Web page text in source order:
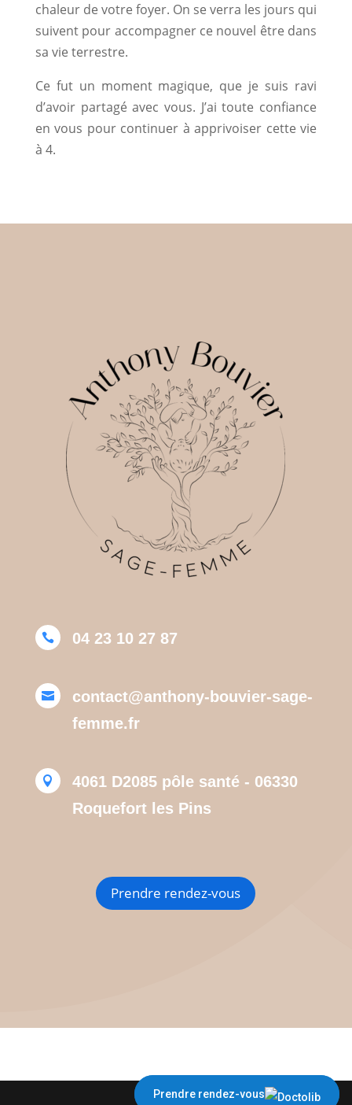
chaleur de votre foyer. On se verra les jours qui
suivent pour accompagner ce nouvel être dans
sa vie terrestre.
Ce fut un moment magique, que je suis ravi
d’avoir partagé avec vous. J’ai toute confiance
en vous pour continuer à apprivoiser cette vie
à 4.
 04 23 10 27 87

contact@anthony-bouvier-sage-
femme.fr

4061 D2085 pôle santé - 06330
Roquefort les Pins
Prendre rendez-vous
Prendre rendez-vous
Prendre rendez-vous